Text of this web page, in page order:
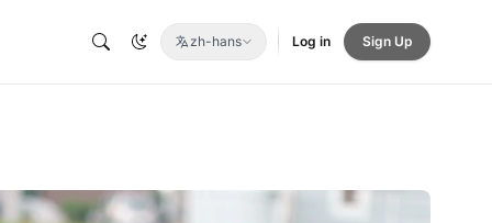
zh-hans Log in Sign Up